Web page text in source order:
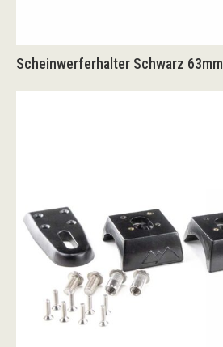
Scheinwerferhalter Schwarz 63mm